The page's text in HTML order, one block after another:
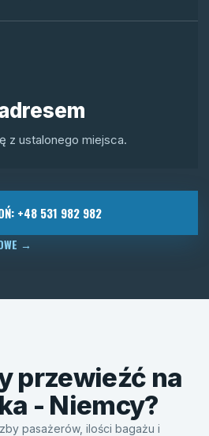
z ustalonego miejsca.
+48 531 982 982
→
przewieźć na
- Niemcy?
pasażerów, ilości bagażu i